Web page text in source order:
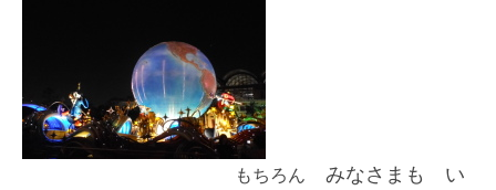
もちろん
みなさまも い